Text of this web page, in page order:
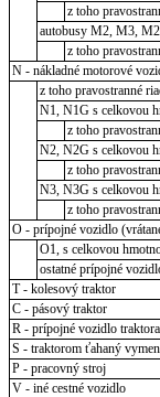
z toho
autobusy M2, M3,
z toho
N - nákladné motorové
z toho pravostranné
N1, N1G s celkovou
z toho
N2, N2G s celkovou
z toho
N3, N3G s celkovou
z toho
O - prípojné vozidlo
O1, s celkovou
ostatné prípojné
T - kolesový traktor
C - pásový traktor
R - prípojné vozidlo traktora
S - traktorom ťahaný
P - pracovný stroj
V - iné cestné vozidlo